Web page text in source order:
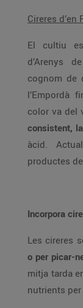
Cireres d’en
El cultiu
d’Arenys
cognom de
l’Empordà
color va del
consistent,
àcid.
productes
Incorpora
Les cireres
o per picar-
mitja tarda
nutrients